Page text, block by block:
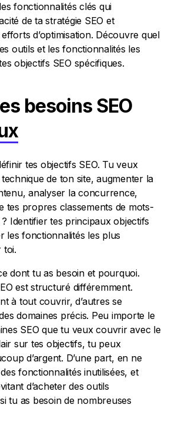
fonctionnalités clés qui
de ta stratégie SEO et
efforts d’optimisation. Découvre quel
outils et les fonctionnalités les
objectifs SEO spécifiques.
besoins SEO
tes objectifs SEO. Tu veux
de ton site, augmenter la
analyser la concurrence,
tes propres classements de mots-
Identifier tes principaux objectifs
les fonctionnalités les plus
toi.
dont tu as besoin et pourquoi.
est structuré différemment.
à tout couvrir, d’autres se
domaines précis. Peu importe le
SEO que tu veux couvrir avec le
sur tes objectifs, tu peux
d’argent. D’une part, en ne
fonctionnalités inutilisées, et
d’acheter des outils
tu as besoin de nombreuses